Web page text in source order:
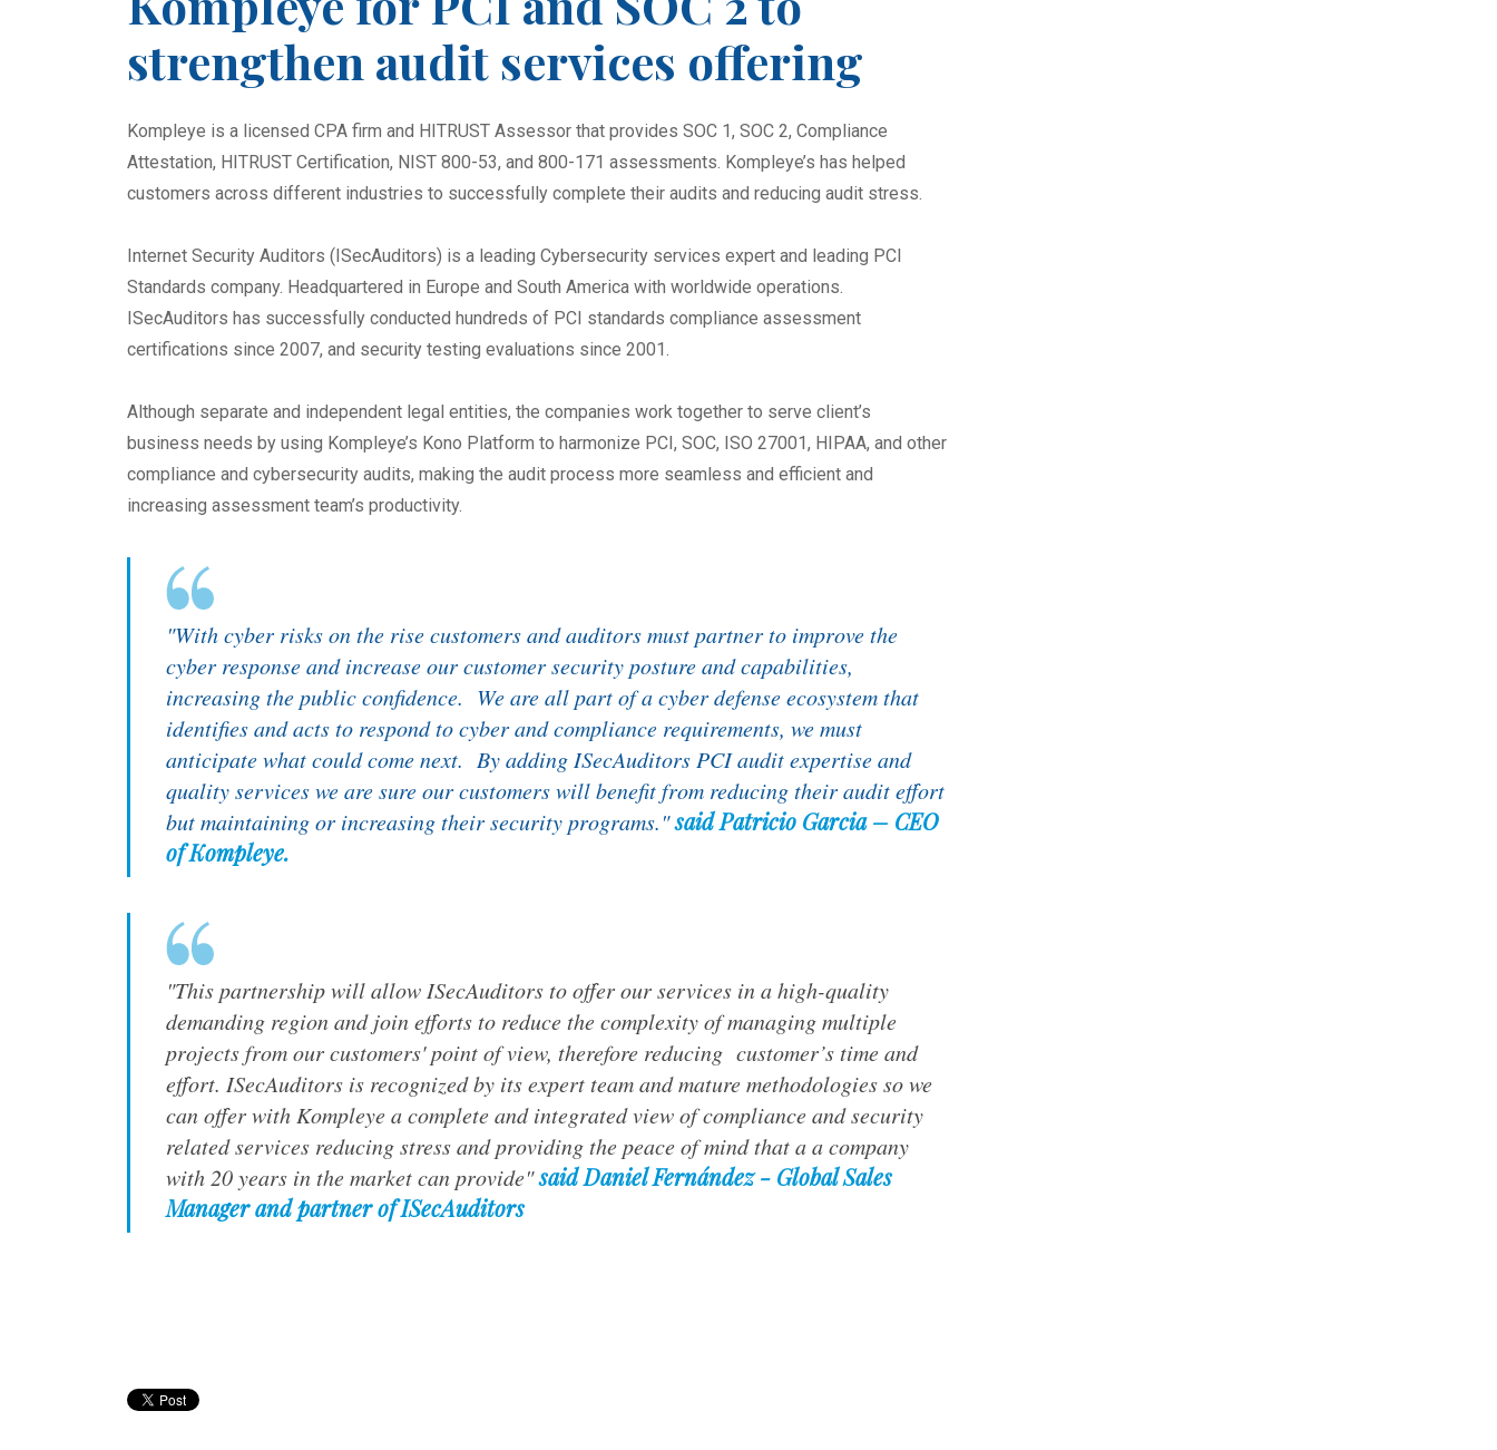
strengthen audit services offering
Kompleye is a licensed CPA firm and HITRUST Assessor that provides SOC 1, SOC 2, Compliance
Attestation, HITRUST Certification, NIST 800-53, and 800-171 assessments. Kompleye’s has helped
customers across different industries to successfully complete their audits and reducing audit stress.
Internet Security Auditors (ISecAuditors) is a leading Cybersecurity services expert and leading PCI
Standards company. Headquartered in Europe and South America with worldwide operations.
ISecAuditors has successfully conducted hundreds of PCI standards compliance assessment
certifications since 2007, and security testing evaluations since 2001.
Although separate and independent legal entities, the companies work together to serve client’s
business needs by using Kompleye’s Kono Platform to harmonize PCI, SOC, ISO 27001, HIPAA, and other
compliance and cybersecurity audits, making the audit process more seamless and efficient and
increasing assessment team’s productivity.
"With cyber risks on the rise customers and auditors must partner to improve the
cyber response and increase our customer security posture and capabilities,
increasing the public confidence. We are all part of a cyber defense ecosystem that
identifies and acts to respond to cyber and compliance requirements, we must
anticipate what could come next. By adding ISecAuditors PCI audit expertise and
quality services we are sure our customers will benefit from reducing their audit effort
but maintaining or increasing their security programs."said Patricio Garcia – CEO
of Kompleye.
"This partnership will allow ISecAuditors to offer our services in a high-quality
demanding region and join efforts to reduce the complexity of managing multiple
projects from our customers' point of view, therefore reducing customer’s time and
effort. ISecAuditors is recognized by its expert team and mature methodologies so we
can offer with Kompleye a complete and integrated view of compliance and security
related services reducing stress and providing the peace of mind that a a company
with 20 years in the market can provide"said Daniel Fernández - Global Sales
Manager and partner of ISecAuditors